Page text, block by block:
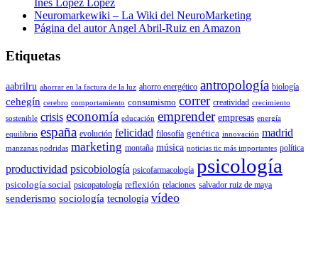
Inés López López
Neuromarkewiki – La Wiki del NeuroMarketing
Página del autor Angel Abril-Ruiz en Amazon
Etiquetas
aabrilru ahorrar en la factura de la luz ahorro energético antropología biología
cehegín cerebro comportamiento consumismo correr creatividad crecimiento
sostenible crisis economía educación emprender empresas energía
equilibrio españa evolución felicidad filosofía genética innovación madrid
manzanas podridas marketing montaña música noticias tic más importantes política
productividad psicobiología psicofarmacología psicología
psicología social psicopatología reflexión relaciones salvador ruiz de maya
senderismo sociología tecnología vídeo